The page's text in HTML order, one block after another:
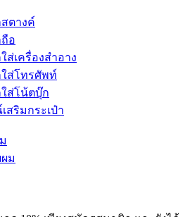
สตางค์
ถือ
ส่เครื่องสำอาง
ใส่โทรศัพท์
ใส่โน้ตบุ๊ก
สริมกระเป๋า
ม